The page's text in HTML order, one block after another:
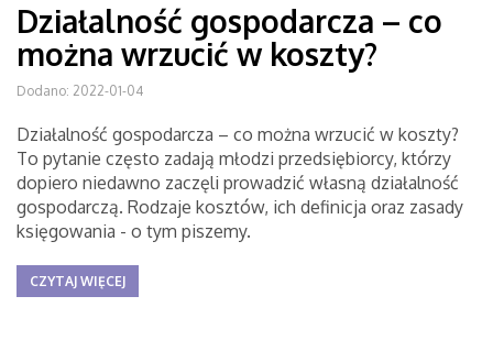
Działalność gospodarcza – co
można wrzucić w koszty?
Dodano: 2022-01-04
Działalność gospodarcza – co można wrzucić w koszty?
To pytanie często zadają młodzi przedsiębiorcy, którzy
dopiero niedawno zaczęli prowadzić własną działalność
gospodarczą. Rodzaje kosztów, ich definicja oraz zasady
księgowania - o tym piszemy.
CZYTAJ WIĘCEJ